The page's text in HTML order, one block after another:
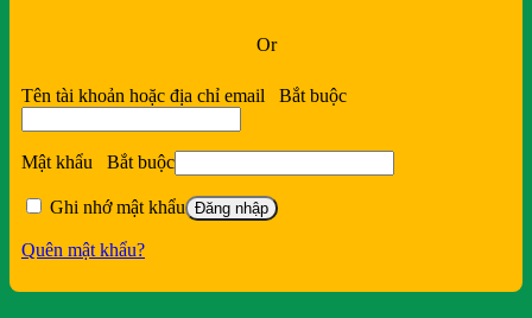
Or
Tên tài khoản hoặc địa chỉ email Bắt buộc
Mật khẩu Bắt buộc
Ghi nhớ mật khẩu Đăng nhập
Quên mật khẩu?